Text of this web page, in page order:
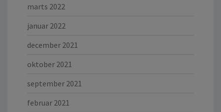
marts 2022
januar 2022
december 2021
oktober 2021
september 2021
februar 2021